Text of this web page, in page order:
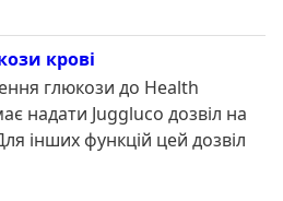
крові
глюкози до Health
надати Juggluco дозвіл на
інших функцій цей дозвіл